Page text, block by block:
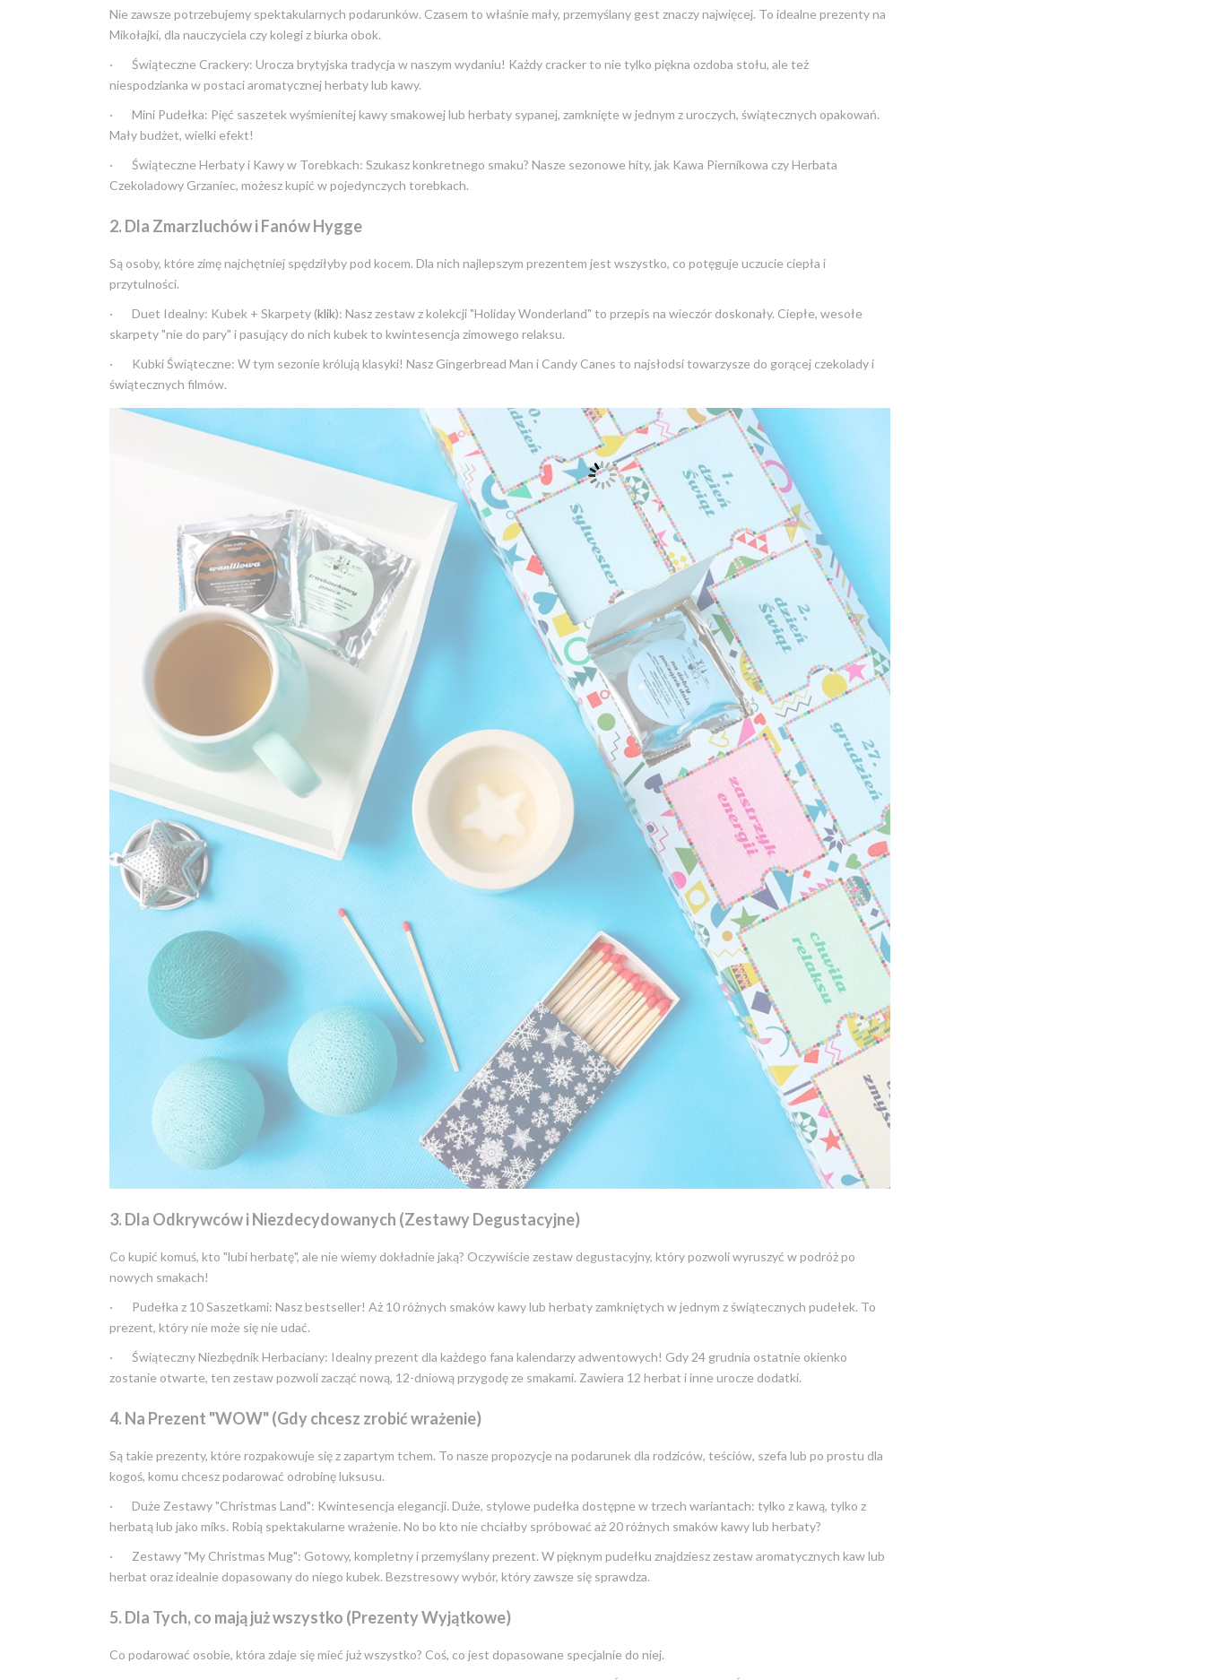
Nie zawsze potrzebujemy spektakularnych podarunków. Czasem to właśnie mały, przemyślany gest znaczy najwięcej. To idealne prezenty na
Mikołajki, dla nauczyciela czy kolegi z biurka obok.
· Świąteczne Crackery: Urocza brytyjska tradycja w naszym wydaniu! Każdy cracker to nie tylko piękna ozdoba stołu, ale też
niespodzianka w postaci aromatycznej herbaty lub kawy.
· Mini Pudełka: Pięć saszetek wyśmienitej kawy smakowej lub herbaty sypanej, zamknięte w jednym z uroczych, świątecznych opakowań.
Mały budżet, wielki efekt!
· Świąteczne Herbaty i Kawy w Torebkach: Szukasz konkretnego smaku? Nasze sezonowe hity, jak Kawa Piernikowa czy Herbata
Czekoladowy Grzaniec, możesz kupić w pojedynczych torebkach.
2. Dla Zmarzluchów i Fanów Hygge
Są osoby, które zimę najchętniej spędziłyby pod kocem. Dla nich najlepszym prezentem jest wszystko, co potęguje uczucie ciepła i
przytulności.
· Duet Idealny: Kubek + Skarpety (klik): Nasz zestaw z kolekcji "Holiday Wonderland" to przepis na wieczór doskonały. Ciepłe, wesołe
skarpety "nie do pary" i pasujący do nich kubek to kwintesencja zimowego relaksu.
· Kubki Świąteczne: W tym sezonie królują klasyki! Nasz Gingerbread Man i Candy Canes to najsłodsi towarzysze do gorącej czekolady i
świątecznych filmów.
3. Dla Odkrywców i Niezdecydowanych (Zestawy Degustacyjne)
Co kupić komuś, kto "lubi herbatę", ale nie wiemy dokładnie jaką? Oczywiście zestaw degustacyjny, który pozwoli wyruszyć w podróż po
nowych smakach!
· Pudełka z 10 Saszetkami: Nasz bestseller! Aż 10 różnych smaków kawy lub herbaty zamkniętych w jednym z świątecznych pudełek. To
prezent, który nie może się nie udać.
· Świąteczny Niezbędnik Herbaciany: Idealny prezent dla każdego fana kalendarzy adwentowych! Gdy 24 grudnia ostatnie okienko
zostanie otwarte, ten zestaw pozwoli zacząć nową, 12-dniową przygodę ze smakami. Zawiera 12 herbat i inne urocze dodatki.
4. Na Prezent "WOW" (Gdy chcesz zrobić wrażenie)
Są takie prezenty, które rozpakowuje się z zapartym tchem. To nasze propozycje na podarunek dla rodziców, teściów, szefa lub po prostu dla
kogoś, komu chcesz podarować odrobinę luksusu.
· Duże Zestawy "Christmas Land": Kwintesencja elegancji. Duże, stylowe pudełka dostępne w trzech wariantach: tylko z kawą, tylko z
herbatą lub jako miks. Robią spektakularne wrażenie. No bo kto nie chciałby spróbować aż 20 różnych smaków kawy lub herbaty?
· Zestawy "My Christmas Mug": Gotowy, kompletny i przemyślany prezent. W pięknym pudełku znajdziesz zestaw aromatycznych kaw lub
herbat oraz idealnie dopasowany do niego kubek. Bezstresowy wybór, który zawsze się sprawdza.
5. Dla Tych, co mają już wszystko (Prezenty Wyjątkowe)
Co podarować osobie, która zdaje się mieć już wszystko? Coś, co jest dopasowane specjalnie do niej.